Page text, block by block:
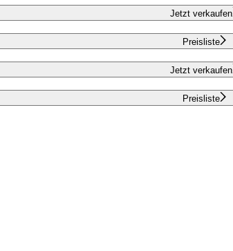
Jetzt verkaufen
Preisliste
Jetzt verkaufen
Preisliste